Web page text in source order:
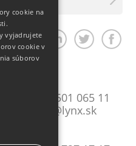
+421 2 501 065 11
lynxba@lynx.sk
cookie na
vyjadrujete
cookie v
súborov